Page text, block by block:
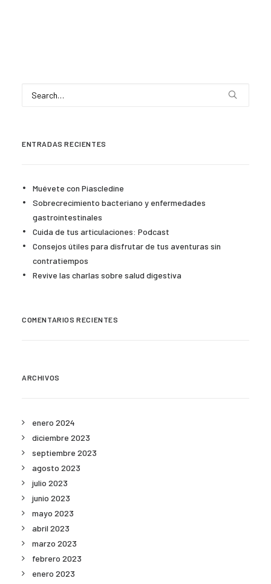
ENTRADAS RECIENTES
Muévete con Piascledine
Sobrecrecimiento bacteriano y enfermedades
gastrointestinales
Cuida de tus articulaciones: Podcast
Consejos útiles para disfrutar de tus aventuras sin
contratiempos
Revive las charlas sobre salud digestiva
COMENTARIOS RECIENTES
ARCHIVOS
enero 2024
diciembre 2023
septiembre 2023
agosto 2023
julio 2023
junio 2023
mayo 2023
abril 2023
marzo 2023
febrero 2023
enero 2023